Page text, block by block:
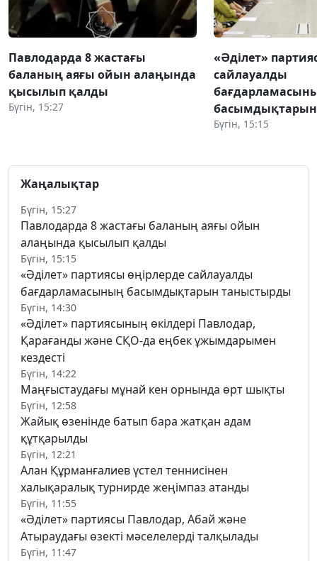
Павлодарда 8 жастағы
баланың аяғы ойын алаңында
қысылып қалды
Бүгін, 15:27
«Әділет»
сайлауалды
Бүгін, 15:15
Жаңалықтар
Бүгін, 15:27
Павлодарда 8 жастағы баланың аяғы ойын
алаңында қысылып қалды
Бүгін, 15:15
«Әділет» партиясы өңірлерде сайлауалды
бағдарламасының басымдықтарын таныстырды
Бүгін, 14:30
«Әділет» партиясының өкілдері Павлодар,
Қарағанды және СҚО-да еңбек ұжымдарымен
кездесті
Бүгін, 14:22
Маңғыстаудағы мұнай кен орнында өрт шықты
Бүгін, 12:58
Жайық өзенінде батып бара жатқан адам
құтқарылды
Бүгін, 12:21
Алан Құрманғалиев үстел теннисінен
халықаралық турнирде жеңімпаз атанды
Бүгін, 11:55
«Әділет» партиясы Павлодар, Абай және
Атыраудағы өзекті мәселелерді талқылады
Бүгін, 11:47